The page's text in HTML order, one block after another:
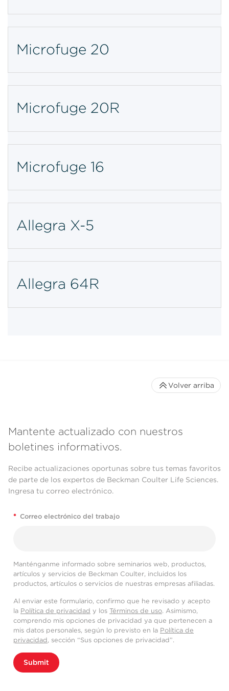
Microfuge 20
Microfuge 20R
Microfuge 16
Allegra X-5
Allegra 64R
Mantente actualizado con nuestros
boletines informativos.
Recibe actualizaciones oportunas sobre tus temas favoritos
de parte de los expertos de Beckman Coulter Life Sciences.
Ingresa tu correo electrónico.
* Correo electrónico del trabajo
Manténganme informado sobre seminarios web, productos,
artículos y servicios de Beckman Coulter, incluidos los
productos, artículos o servicios de nuestras empresas afiliadas.
Al enviar este formulario, confirmo que he revisado y acepto
la Política de privacidad y los Términos de uso. Asimismo,
comprendo mis opciones de privacidad ya que pertenecen a
mis datos personales, según lo previsto en la Política de
privacidad, sección “Sus opciones de privacidad”.
Submit
Volver arriba